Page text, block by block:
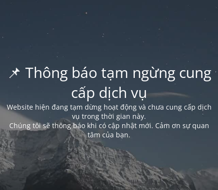
📌 Thông báo tạm ngừng cung
cấp dịch vụ
Website hiện đang tạm dừng hoạt động và chưa cung cấp dịch
vụ trong thời gian này.
Chúng tôi sẽ thông báo khi có cập nhật mới. Cảm ơn sự quan
tâm của bạn.